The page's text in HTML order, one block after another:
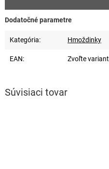
Dodatočné parametre
Kategória: Hmoždinky
EAN: Zvoľte variant
Súvisiaci tovar